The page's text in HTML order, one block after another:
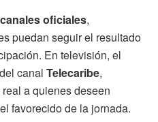
canales oficiales,
puedan seguir el resultado
En televisión, el
canal Telecaribe,
a quienes deseen
favorecido de la jornada.